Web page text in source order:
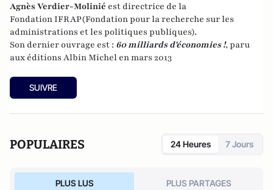
Agnès Verdier-Molinié est directrice de la
FondationIFRAP(Fondation pour la recherche sur les
administrations et les politiques publiques).
Son dernier ouvrage est : 60 milliards d'économies !, paru
aux éditions Albin Michel en mars 2013
SUIVRE
POPULAIRES 24 Heures 7 Jours
PLUS LUS PLUS PARTAGES